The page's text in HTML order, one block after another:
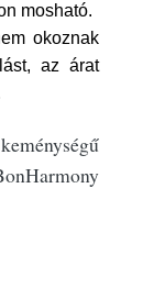
mosható.
okoznak
az árat